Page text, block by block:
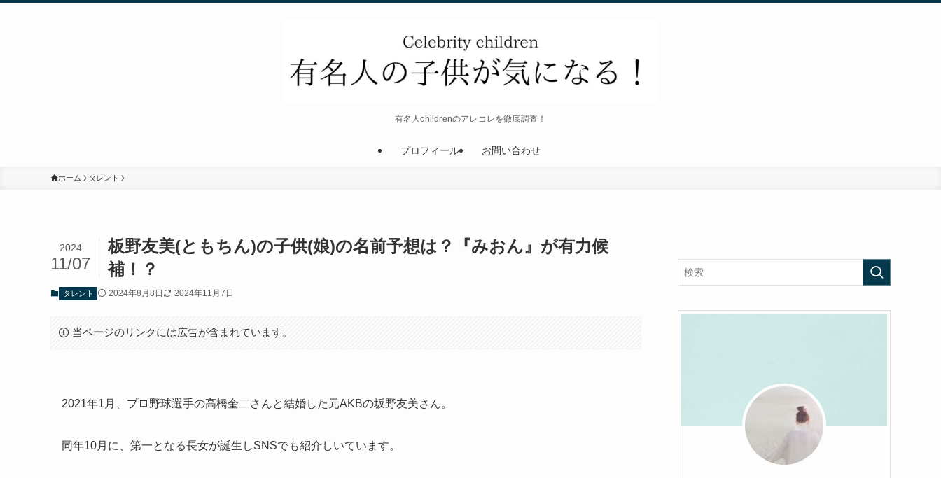
有名人childrenのアレコレを徹底調査！
プロフィール お問い合わせ
ホーム タレント
板野友美(ともちん)の子供(娘)の名前予想は？『みおん』が有力候
補！？
2024
11/07
タレント 2024年8月8日 2024年11月7日
当ページのリンクには広告が含まれています。
2021年1月、プロ野球選手の高橋奎二さんと結婚した元AKBの坂野友美さん。
同年10月に、第一となる長女が誕生しSNSでも紹介しいています。